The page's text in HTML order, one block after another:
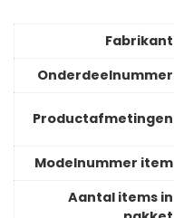
Fabrikant
Onderdeelnummer
Productafmetingen
Modelnummer item
Aantal items in